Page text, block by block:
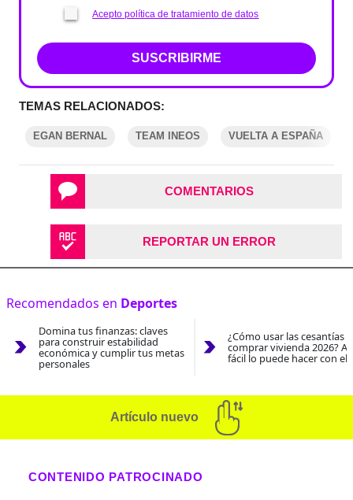
Acepto política de tratamiento de datos
SUSCRIBIRME
TEMAS RELACIONADOS:
EGAN BERNAL TEAM INEOS VUELTA A ESPAÑA
COMENTARIOS
REPORTAR UN ERROR
Recomendados en Deportes
Domina tus finanzas: claves
para construir estabilidad
económica y cumplir tus metas
personales
¿Cómo usar las cesantías
comprar vivienda 2026?
fácil lo puede hacer con el
Artículo nuevo
CONTENIDO PATROCINADO